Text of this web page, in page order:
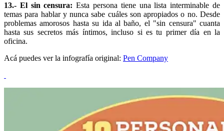
13.- El sin censura:Esta persona tiene una lista interminable de
temas para hablar y nunca sabe cuáles son apropiados o no. Desde
problemas amorosos hasta su ida al baño, el "sin censura" cuanta
hasta sus secretos más íntimos, incluso si es tu primer día en la
oficina.
Acá puedes ver la infografía original: Pen Company